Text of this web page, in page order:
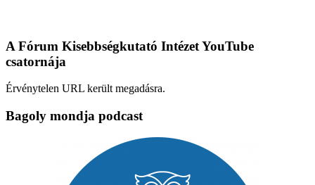
A Fórum Kisebbségkutató Intézet YouTube
csatornája
Érvénytelen URL került megadásra.
Bagoly mondja podcast